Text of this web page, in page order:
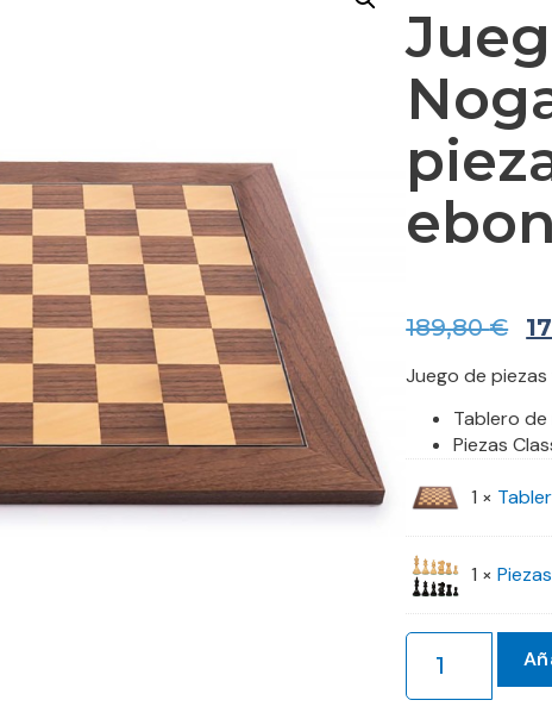
189,80€
Juego de
Tablero de
Piezas
1 ×
1 ×